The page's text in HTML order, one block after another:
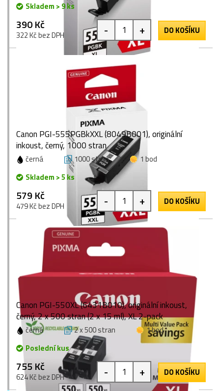
Skladem > 9 ks
390 Kč
322 Kč bez DPH - + DO KOŠÍKU
Canon PGI-555PGBkXXL (8049B001), originální
inkoust, černý, 1000 stran
černá 1000 stran
1 bod
Skladem > 5 ks
579 Kč
479 Kč bez DPH - + DO KOŠÍKU
Canon PGI-550XL (6431B010), originální inkoust,
černý, 2 x 500 stran (2 x 15 ml), XL 2-pack
černá 2 x 500 stran
1 bod
Poslední kus
755 Kč
624 Kč bez DPH - + DO KOŠÍKU